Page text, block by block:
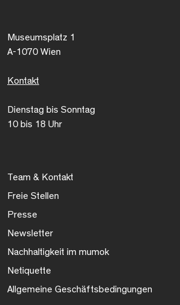
Museumsplatz 1
A-1070 Wien
Kontakt
Dienstag bis Sonntag
10 bis 18 Uhr
Team & Kontakt
Freie Stellen
Presse
Newsletter
Nachhaltigkeit im mumok
Netiquette
Allgemeine Geschäftsbedingungen